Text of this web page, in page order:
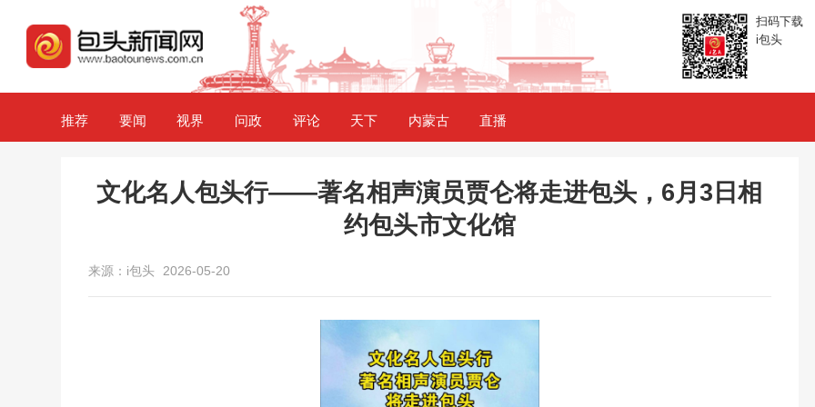
扫码下载
i包头
推荐 要闻 视界 问政 评论 天下 内蒙古 直播
文化名人包头行——著名相声演员贾仑将走进包头，6月3日相
约包头市文化馆
来源：i包头 2026-05-20